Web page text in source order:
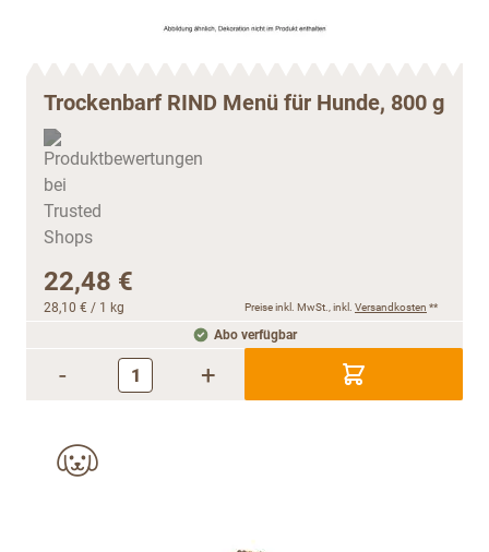
Trockenbarf RIND Menü für Hunde, 800 g
22,48 €
28,10 € / 1 kg Preise inkl. MwSt., inkl. Versandkosten **
Abo verfügbar
- +